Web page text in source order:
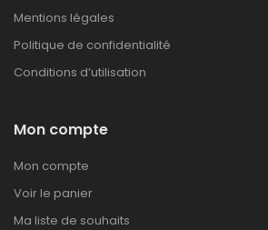
Mentions légales
Politique de confidentialité
Conditions d’utilisation
Mon compte
Mon compte
Voir le panier
Ma liste de souhaits